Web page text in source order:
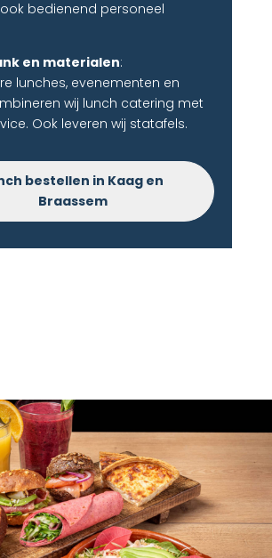
bedienend personeel
en materialen:
lunches, evenementen en
wij lunch catering met
Ook leveren wij statafels.
bestellen in Kaag en
Braassem